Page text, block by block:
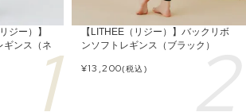
ジー）】
ギンス（ネ
【LITHEE（リジー）】バックリボ
ンソフトレギンス（ブラック）
¥13,200(税込)